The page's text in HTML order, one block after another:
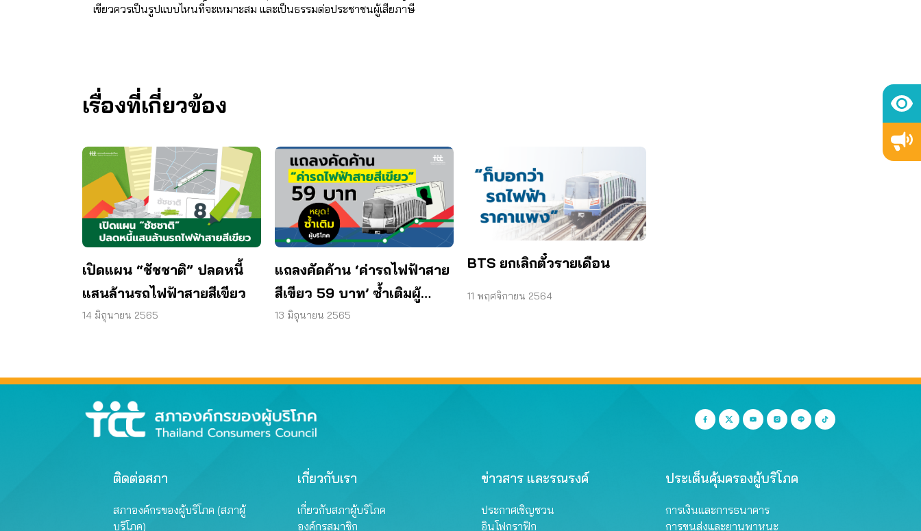
เขียวควรเป็นรูปแบบไหนที่จะเหมาะสม และเป็นธรรมต่อประชาชนผู้เสียภาษี
เรื่องที่เกี่ยวข้อง
เปิดแผน “ชัชชาติ” ปลดหนี้
แสนล้านรถไฟฟ้าสายสีเขียว
14 มิถุนายน 2565
แถลงคัดค้าน ‘ค่ารถไฟฟ้าสาย
สีเขียว 59 บาท’ ซ้ำเติมผู้
บริโภค
13 มิถุนายน 2565
BTS ยกเลิกตั๋วรายเดือน
11 พฤศจิกายน 2564
ติดต่อสภา
สภาองค์กรของผู้บริโภค (สภาผู้
บริโภค)
เกี่ยวกับเรา
เกี่ยวกับสภาผู้บริโภค
องค์กรสมาชิก
ข่าวสาร และรณรงค์
ประกาศเชิญชวน
อินโฟกราฟิก
ประเด็นคุ้มครองผู้บริโภค
การเงินและการธนาคาร
การขนส่งและยานพาหนะ